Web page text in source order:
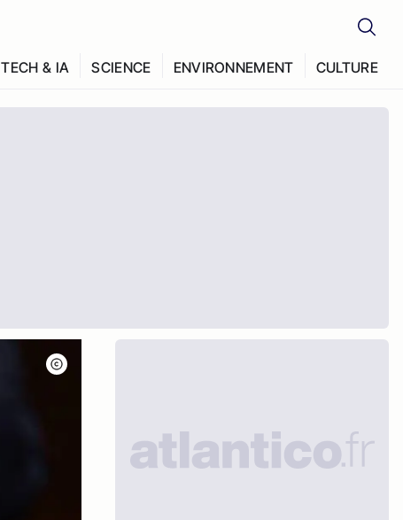
TECH & IA SCIENCE ENVIRONNEMENT CULTURE